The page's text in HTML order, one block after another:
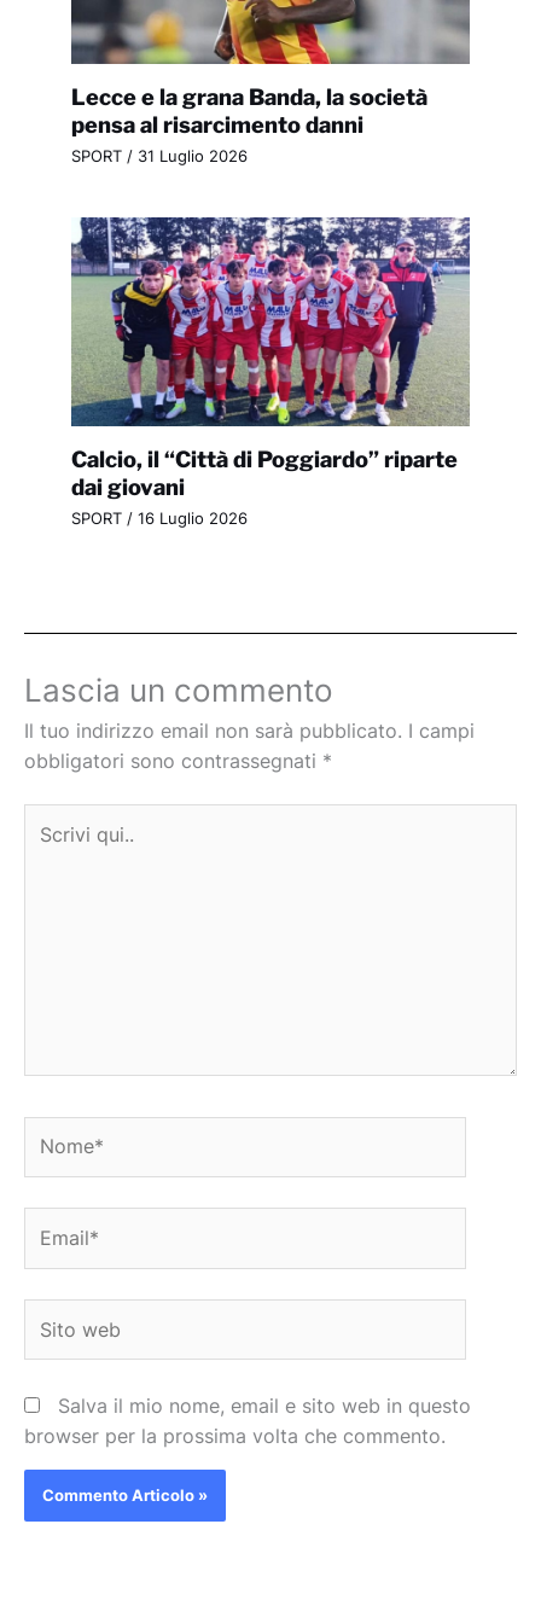
Lecce e la grana Banda, la società
pensa al risarcimento danni
SPORT/ 31 Luglio 2026
Calcio, il “Città di Poggiardo” riparte
dai giovani
SPORT/ 16 Luglio 2026
Lascia un commento
Il tuo indirizzo email non sarà pubblicato. I campi
obbligatori sono contrassegnati *
qui..
web
Salva il mio nome, email e sito web in questo
browser per la prossima volta che commento.